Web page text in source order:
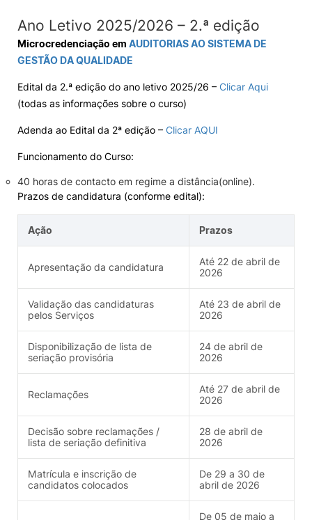
Gabinete de Informática
Internacional
©2026 Instituto Politécnico de Coimbra. Todos os direitos reservados.
Ano Letivo 2025/2026 – 2.ª edição
Microcredenciação em AUDITORIAS AO SISTEMA DE
GESTÃO DA QUALIDADE
Edital da 2.ª edição do ano letivo 2025/26 – Clicar Aqui
(todas as informações sobre o curso)
Adenda ao Edital da 2ª edição – Clicar AQUI
Funcionamento do Curso:
40 horas de contacto em regime a distância(online).
Prazos de candidatura (conforme edital):
Ação Prazos
Apresentação da candidatura
Até 22 de abril de
2026
Validação das candidaturas
pelos Serviços
Até 23 de abril de
2026
Disponibilização de lista de
seriação provisória
24 de abril de
2026
Reclamações
Até 27 de abril de
2026
Decisão sobre reclamações /
lista de seriação definitiva
28 de abril de
2026
Matrícula e inscrição de
candidatos colocados
De 29 a 30 de
abril de 2026
De 05 de maio a